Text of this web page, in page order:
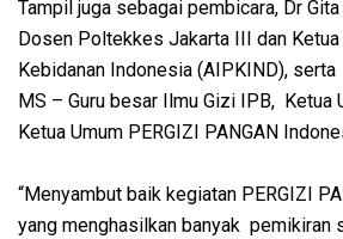
Tampil juga sebagai pembicara, Dr
Dosen Poltekkes Jakarta III dan
Kebidanan Indonesia (AIPKIND),
MS – Guru besar Ilmu Gizi IPB, Ketua
Ketua Umum PERGIZI PANGAN
“Menyambut baik kegiatan PERGIZI
yang menghasilkan banyak